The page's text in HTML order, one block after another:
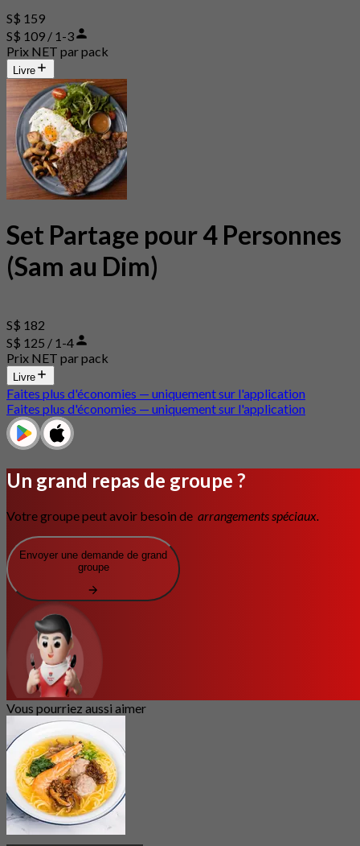
S$ 159
S$ 109 / 1-3
Prix NET par pack
Livre
Set Partage pour 4 Personnes
(Sam au Dim)
S$ 182
S$ 125 / 1-4
Prix NET par pack
Livre
Faites plus d'économies — uniquement sur l'application
Faites plus d'économies — uniquement sur l'application
Un grand repas de groupe ?
Votre groupe peut avoir besoin de arrangements spéciaux.
Envoyer une demande de grand
groupe
Vous pourriez aussi aimer